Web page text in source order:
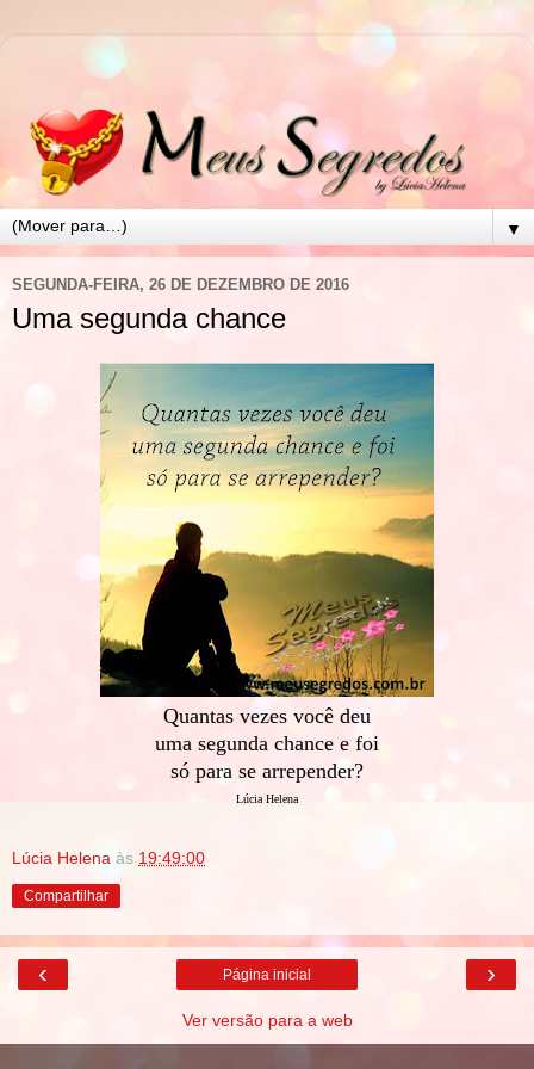
▼
SEGUNDA-FEIRA, 26 DE DEZEMBRO DE 2016
Uma segunda chance
Quantas vezes você deu
uma segunda chance e foi
só para se arrepender?
Lúcia Helena
Lúcia Helena às 19:49:00
Compartilhar
‹ ›
Página inicial
Ver versão para a web